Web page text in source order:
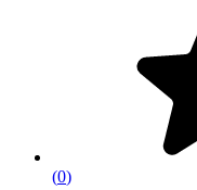
(0)